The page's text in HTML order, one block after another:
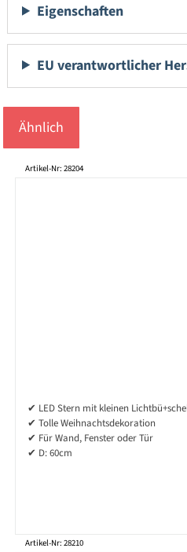
Eigenschaften
EU verantwortlicher
Ähnlich
Produktgalerie überspringen
Artikel-Nr: 28204
✔ LED Stern mit kleinen
✔ Tolle Weihnachtsdekoration
✔ Für Wand, Fenster oder Tür
✔ D: 60cm
Artikel-Nr: 28210